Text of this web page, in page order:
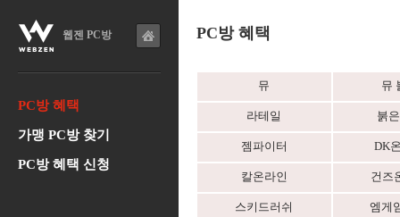
웹젠 PC방
PC방 혜택
가맹 PC방 찾기
PC방 혜택 신청
PC방 혜택
뮤 뮤
라테일 붉
젬파이터 DK
칼온라인 건즈
스키드러쉬 엠게